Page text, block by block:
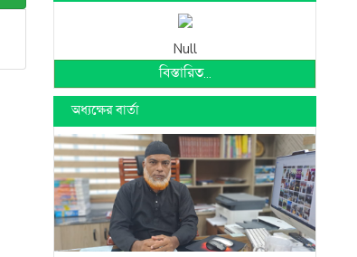
Null
বিস্তারিত...
অধ্যক্ষের বার্তা